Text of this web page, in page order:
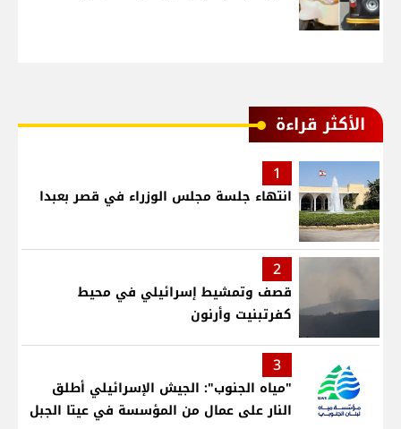
الأكثر قراءة
1
انتهاء جلسة مجلس الوزراء في قصر بعبدا
2
قصف وتمشيط إسرائيلي في محيط
كفرتبنيت وأرنون
3
"مياه الجنوب": الجيش الإسرائيلي أطلق
النار على عمال من المؤسسة في عيتا الجبل